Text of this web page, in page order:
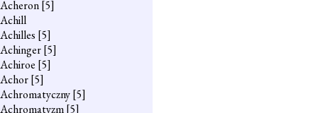
Acheron[5]
Achill
Achilles [5]
Achinger[5]
Achiroe [5]
Achor[5]
Achromatyczny[5]
Achromatyzm[5]